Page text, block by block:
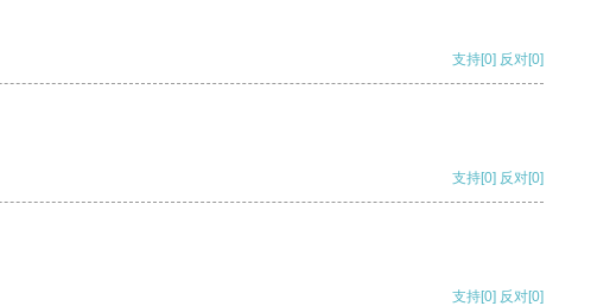
支持[0] 反对[0]
支持[0] 反对[0]
支持[0] 反对[0]